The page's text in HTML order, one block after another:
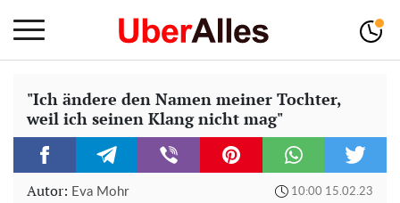
"Ich ändere den Namen meiner Tochter,
weil ich seinen Klang nicht mag"
Autor: Eva Mohr 10:00 15.02.23